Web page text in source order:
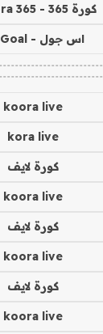
كورة 365 - kooora 365
اس جول - AS Goal
koora live
kora live
كورة لايف
koora live
كورة لايف
koora live
كورة لايف
koora live